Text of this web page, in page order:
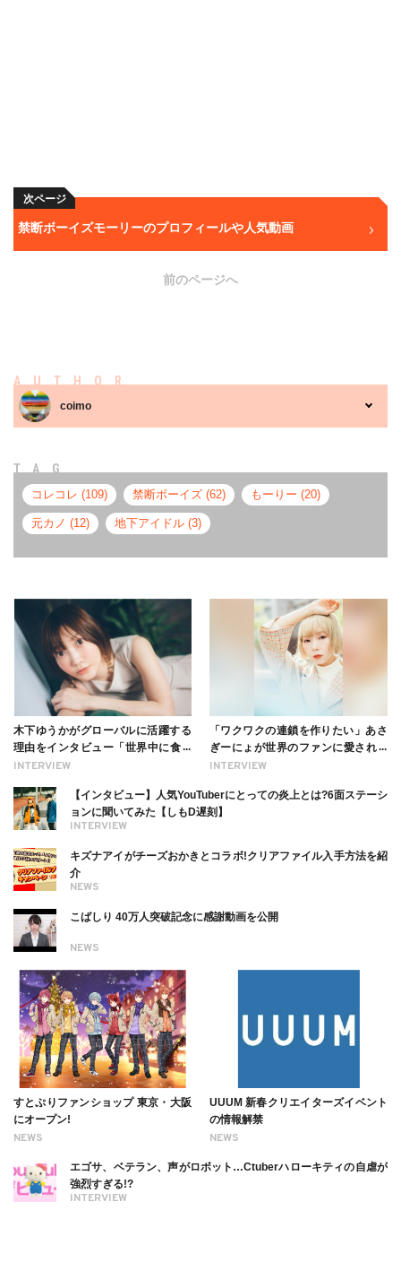
次ページ
禁断ボーイズモーリーのプロフィールや人気動画
前のページへ
AUTHOR
coimo
TAG
コレコレ (109) 禁断ボーイズ (62) もーりー (20)
元カノ (12) 地下アイドル (3)
INTERVIEW
木下ゆうかがグローバルに活躍する
理由をインタビュー「世界中に食べ
る幸せを伝えたい」新事務所加入に
INTERVIEW
「ワクワクの連鎖を作りたい」あさ
ぎーにょが世界のファンに愛される
理由【インタビュー】
INTERVIEW
【インタビュー】人気YouTuberにとっての炎上とは?6面ステーシ
ョンに聞いてみた【しもD遅刻】
NEWS
キズナアイがチーズおかきとコラボ!クリアファイル入手方法を紹
介
NEWS
こばしり 40万人突破記念に感謝動画を公開
NEWS
すとぷりファンショップ 東京・大阪
にオープン!
NEWS
UUUM 新春クリエイターズイベント
の情報解禁
INTERVIEW
エゴサ、ベテラン、声がロボット…Ctuberハローキティの自虐が
強烈すぎる!?